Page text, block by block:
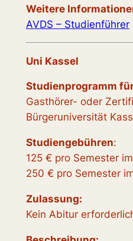
Weitere
AVDS – Studienführer
Uni Kassel
Studienprogramm
Gasthörer- oder
Bürgeruniversität
Studiengebühren:
125 € pro Semester
250 € pro Semester
Zulassung:
Kein Abitur